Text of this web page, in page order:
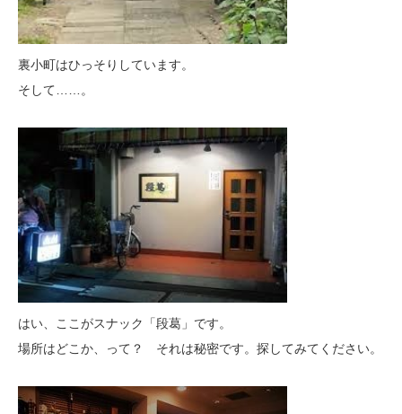
裏小町はひっそりしています。
そして……。
はい、ここがスナック「段葛」です。
場所はどこか、って？ それは秘密です。探してみてください。